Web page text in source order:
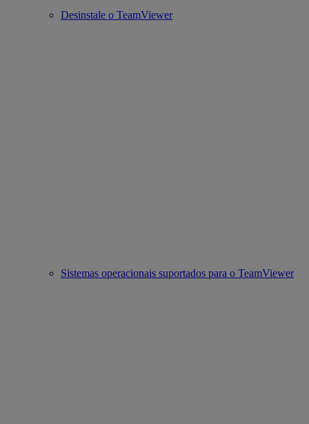
Desinstale o TeamViewer
Sistemas operacionais suportados para o TeamViewer